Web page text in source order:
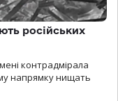
російських
контрадмірала
напрямку нищать